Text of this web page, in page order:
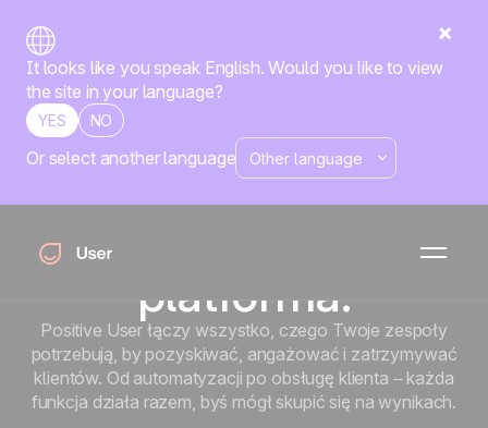
It looks like you speak English. Would you like to view
the site in your language?
YES NO
Or select another language
Strona główna Wszystkie funkcje
Wszystko dla Twoich
zespołów, jedna
platforma.
Positive User łączy wszystko, czego Twoje zespoły
potrzebują, by pozyskiwać, angażować i zatrzymywać
klientów. Od automatyzacji po obsługę klienta – każda
funkcja działa razem, byś mógł skupić się na wynikach.